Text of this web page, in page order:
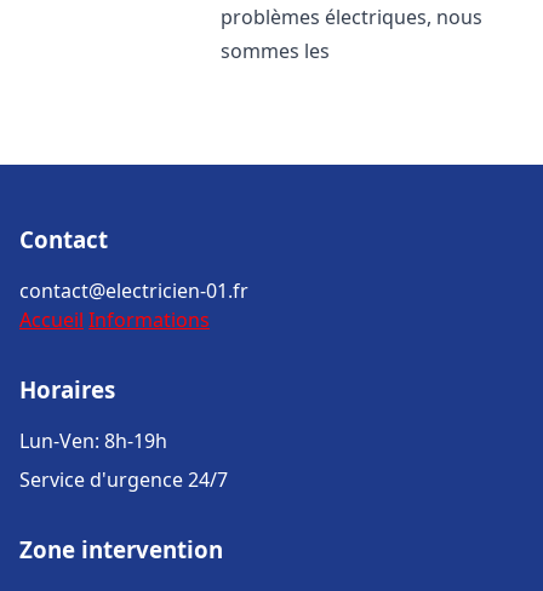
problèmes électriques, nous
sommes les
Contact
contact@electricien-01.fr
Accueil Informations
Horaires
Lun-Ven: 8h-19h
Service d'urgence 24/7
Zone intervention